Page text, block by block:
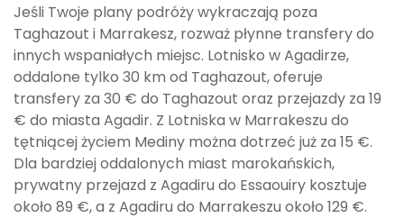
Jeśli Twoje plany podróży wykraczają poza
Taghazout i Marrakesz, rozważ płynne transfery do
innych wspaniałych miejsc. Lotnisko w Agadirze,
oddalone tylko 30 km od Taghazout, oferuje
transfery za 30 € do Taghazout oraz przejazdy za 19
€ do miasta Agadir. Z Lotniska w Marrakeszu do
tętniącej życiem Mediny można dotrzeć już za 15 €.
Dla bardziej oddalonych miast marokańskich,
prywatny przejazd z Agadiru do Essaouiry kosztuje
około 89 €, a z Agadiru do Marrakeszu około 129 €.